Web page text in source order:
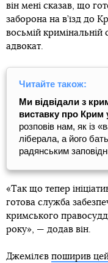
він мені сказав, що
заборона на в’їзд до
восьмій
адвокат.
Читайте також:
Ми відвідали з
виставку про Крим
розповів нам, як із
ліберала, а його
радянським
«Так що тепер
готова служба
кримського
року», — додав він.
Джемілєв поширив